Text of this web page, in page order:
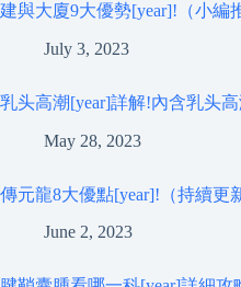
建與大廈9大優勢[year]!（小編
July 3, 2023
乳头高潮[year]詳解!內含乳头
May 28, 2023
傳元龍8大優點[year]!（持續更
June 2, 2023